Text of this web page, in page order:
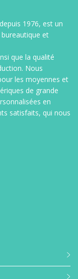
1976, est un
bureautique et
que la qualité
Nous
les moyennes et
de grande
en
satisfaits, qui nous